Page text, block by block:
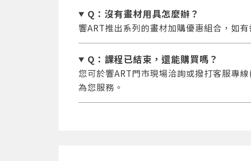
Q：沒有畫材用具怎麼辦？
響ART推出系列的畫材加購優惠組合，如
Q：課程已結束，還能購買嗎？
您可於響ART門市現場洽詢或撥打客服專
為您服務。